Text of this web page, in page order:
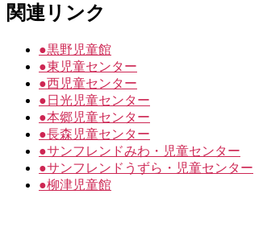
関連リンク
●黒野児童館
●東児童センター
●西児童センター
● 日光児童センター
●本郷児童センター
●長森児童センター
●サンフレンドみわ・児童センター
●サンフレンドうずら・児童センター
●柳津児童館